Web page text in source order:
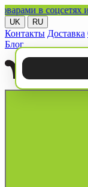
в соцсетях и
UK RU
Контакты Доставка
Блог